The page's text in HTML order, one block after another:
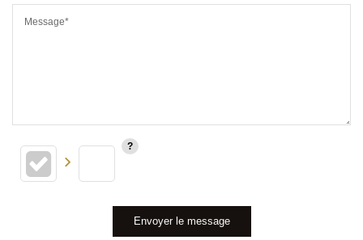
Message*
Envoyer le message